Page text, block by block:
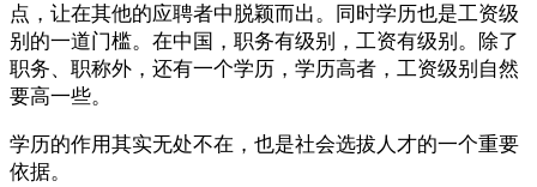
点，让在其他的应聘者中脱颖而出。同时学历也是工资级
别的一道门槛。在中国，职务有级别，工资有级别。除了
职务、职称外，还有一个学历，学历高者，工资级别自然
要高一些。
学历的作用其实无处不在，也是社会选拔人才的一个重要
依据。